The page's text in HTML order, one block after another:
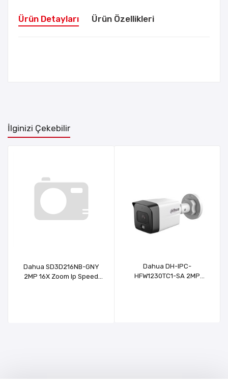
Ürün Detayları Ürün Özellikleri
İlginizi Çekebilir
Dahua SD3D216NB-GNY
2MP 16X Zoom Ip Speed
Dahua DH-IPC-
HFW1230TC1-SA 2MP